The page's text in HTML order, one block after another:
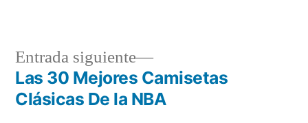
Navegación
Entrada siguiente
Entrada
siguiente:
Las 30 Mejores Camisetas
Clásicas De la NBA